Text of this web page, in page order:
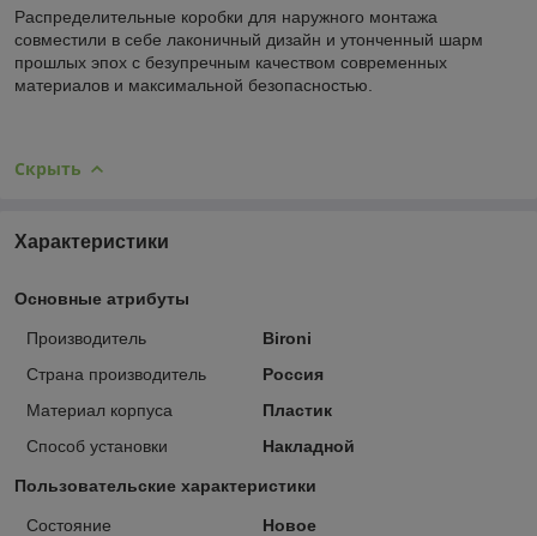
Распределительные коробки для наружного монтажа
совместили в себе лаконичный дизайн и утонченный шарм
прошлых эпох с безупречным качеством современных
материалов и максимальной безопасностью.
Скрыть
Характеристики
Основные атрибуты
Производитель
Bironi
Страна производитель
Россия
Материал корпуса
Пластик
Способ установки
Накладной
Пользовательские характеристики
Состояние
Новое